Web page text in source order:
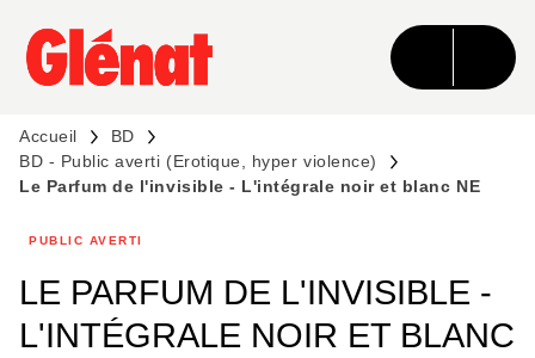
MENU RECHERCHE CONTENU
PIED DE PAGE
Accueil
BD
BD - Public averti (Erotique, hyper violence)
Le Parfum de l'invisible - L'intégrale noir et blanc NE
PUBLIC AVERTI
LE PARFUM DE L'INVISIBLE -
L'INTÉGRALE NOIR ET BLANC